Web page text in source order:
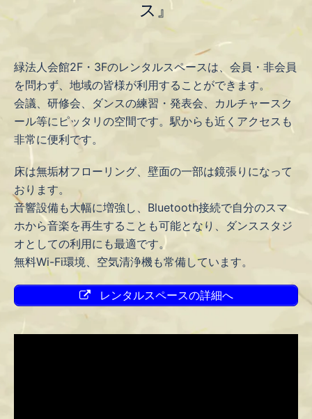
ス』
緑法人会館2F・3Fのレンタルスペースは、会員・非会員
を問わず、地域の皆様が利用することができます。
会議、研修会、ダンスの練習・発表会、カルチャースク
ール等にピッタリの空間です。駅からも近くアクセスも
非常に便利です。
床は無垢材フローリング、壁面の一部は鏡張りになって
おります。
音響設備も大幅に増強し、Bluetooth接続で自分のスマ
ホから音楽を再生することも可能となり、ダンススタジ
オとしての利用にも最適です。
無料Wi-Fi環境、空気清浄機も常備しています。
レンタルスペースの詳細へ